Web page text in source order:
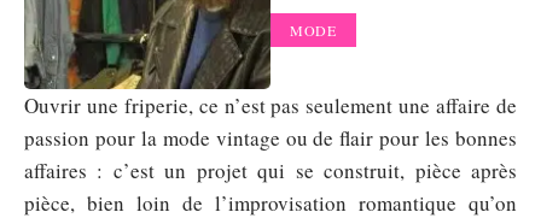
MODE
Ouvrir une friperie, ce n’est pas seulement une affaire de
passion pour la mode vintage ou de flair pour les bonnes
affaires : c’est un projet qui se construit, pièce après
pièce, bien loin de l’improvisation romantique qu’on